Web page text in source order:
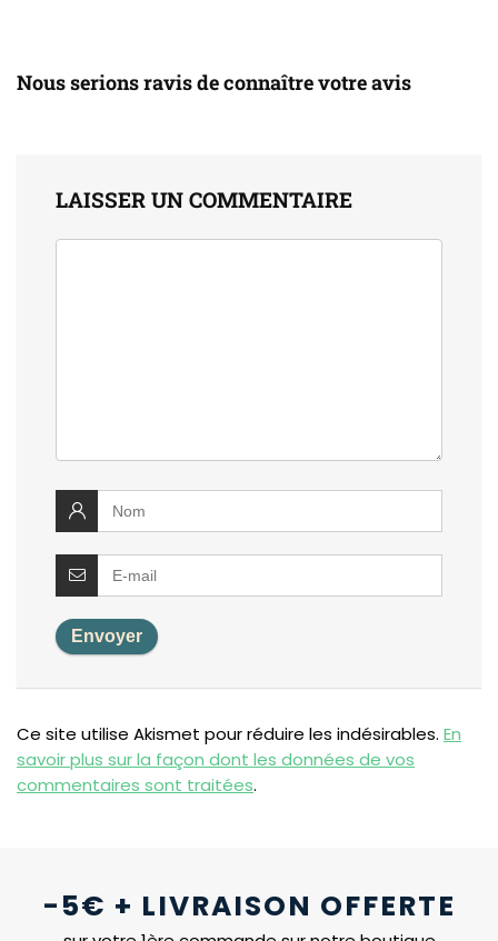
Nous serions ravis de connaître votre avis
LAISSER UN COMMENTAIRE
Ce site utilise Akismet pour réduire les indésirables. En
savoir plus sur la façon dont les données de vos
commentaires sont traitées.
-5€ + LIVRAISON OFFERTE